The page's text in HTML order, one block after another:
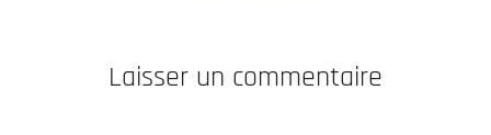
Laisser un commentaire